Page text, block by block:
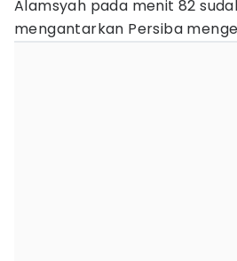
Alamsyah pada menit 82
mengantarkan Persiba